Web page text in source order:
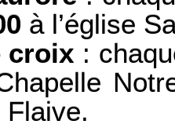
à l’église
croix :
Flaive.